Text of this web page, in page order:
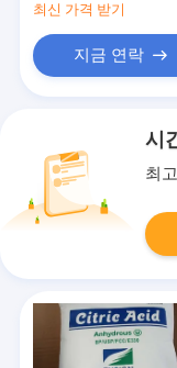
최신 가격 받기
지금 연락
시
최